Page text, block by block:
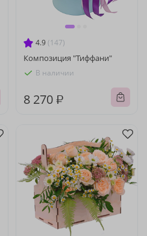
4.9 (147)
Композиция "Тиффани"
В наличии
8 270 ₽